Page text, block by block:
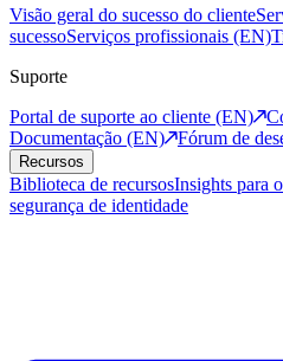
Visão geral do sucesso do cliente
sucessoServiços profissionais (EN)
Suporte
Portal de suporte ao cliente (EN)
Documentação (EN)
Fórum de
Recursos
Biblioteca de recursosInsights para
segurança de identidade